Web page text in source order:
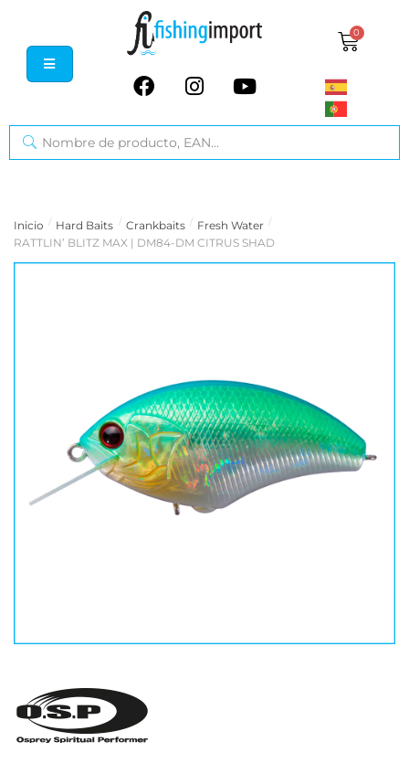
0
Inicio / Hard Baits / Crankbaits / Fresh Water /
RATTLIN’ BLITZ MAX | DM84-DM CITRUS SHAD